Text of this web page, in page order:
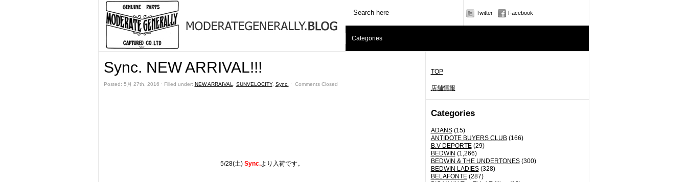
Twitter Facebook
Categories
TOP
店舗情報
Categories
ADANS(15)
ANTIDOTE BUYERS CLUB(166)
B.V DEPORTE(29)
BEDWIN (1,266)
BEDWIN & THE UNDERTONES(300)
BEDWIN LADIES(328)
BELAFONTE(287)
Sync. NEW ARRIVAL!!!
Posted: 5月 27th, 2016 ˑ Filled under: NEW ARRAIVAL SUNVELOCITY, Sync. ˑ Comments Closed
5/28(土) Sync.より入荷です。